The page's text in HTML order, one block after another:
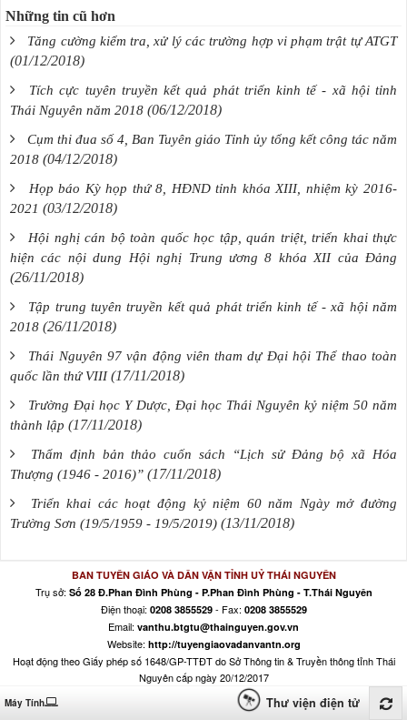
Những tin cũ hơn
Tăng cường kiểm tra, xử lý các trường hợp vi phạm trật tự ATGT
(01/12/2018)
Tích cực tuyên truyền kết quả phát triển kinh tế - xã hội tỉnh
Thái Nguyên năm 2018 (06/12/2018)
Cụm thi đua số 4, Ban Tuyên giáo Tỉnh ủy tổng kết công tác năm
2018 (04/12/2018)
Họp báo Kỳ họp thứ 8, HĐND tỉnh khóa XIII, nhiệm kỳ 2016-
2021 (03/12/2018)
Hội nghị cán bộ toàn quốc học tập, quán triệt, triển khai thực
hiện các nội dung Hội nghị Trung ương 8 khóa XII của Đảng
(26/11/2018)
Tập trung tuyên truyền kết quả phát triển kinh tế - xã hội năm
2018 (26/11/2018)
Thái Nguyên 97 vận động viên tham dự Đại hội Thể thao toàn
quốc lần thứ VIII (17/11/2018)
Trường Đại học Y Dược, Đại học Thái Nguyên kỷ niệm 50 năm
thành lập (17/11/2018)
Thẩm định bản thảo cuốn sách “Lịch sử Đảng bộ xã Hóa
Thượng (1946 - 2016)” (17/11/2018)
Triển khai các hoạt động kỷ niệm 60 năm Ngày mở đường
Trường Sơn (19/5/1959 - 19/5/2019) (13/11/2018)
BAN TUYÊN GIÁO VÀ DÂN VẬN TỈNH UỶ THÁI NGUYÊN
Trụ sở: Số 28 Đ.Phan Đình Phùng - P.Phan Đình Phùng - T.Thái Nguyên
Điện thoại: 0208 3855529- Fax: 0208 3855529
Email: vanthu.btgtu@thainguyen.gov.vn
Website: http://tuyengiaovadanvantn.org
Hoạt động theo Giấy phép số 1648/GP-TTĐT do Sở Thông tin & Truyền thông tỉnh Thái
Nguyên cấp ngày 20/12/2017
Máy Tính Thư viện điện tử